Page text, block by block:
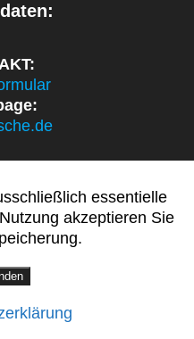
Rüsche
essentielle
akzeptieren Sie